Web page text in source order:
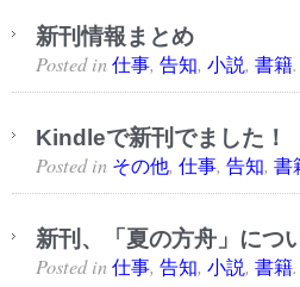
新刊情報まとめ
Posted in 仕事, 告知, 小説, 書籍.
Kindleで新刊でました！
Posted in その他, 仕事, 告知, 書
新刊、「夏の方舟」につ
Posted in 仕事, 告知, 小説, 書籍.